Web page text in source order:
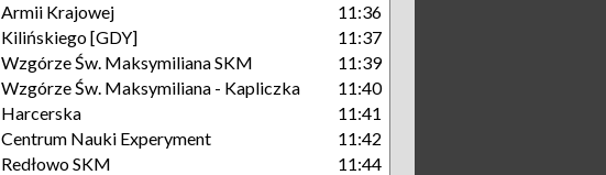
Armii Krajowej
11:36
Kilińskiego [GDY]
11:37
Wzgórze Św. Maksymiliana SKM
11:39
Wzgórze Św. Maksymiliana - Kapliczka
11:40
Harcerska
11:41
Centrum Nauki Experyment
11:42
Redłowo SKM
11:44